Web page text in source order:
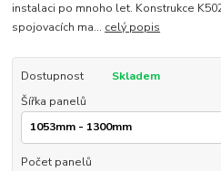
instalaci po mnoho let. Konstrukce
spojovacích ma... celý popis
Dostupnost
Skladem
Šířka panelů
Počet panelů